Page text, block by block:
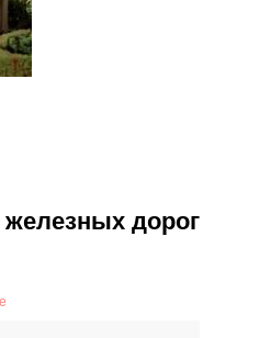
дорог